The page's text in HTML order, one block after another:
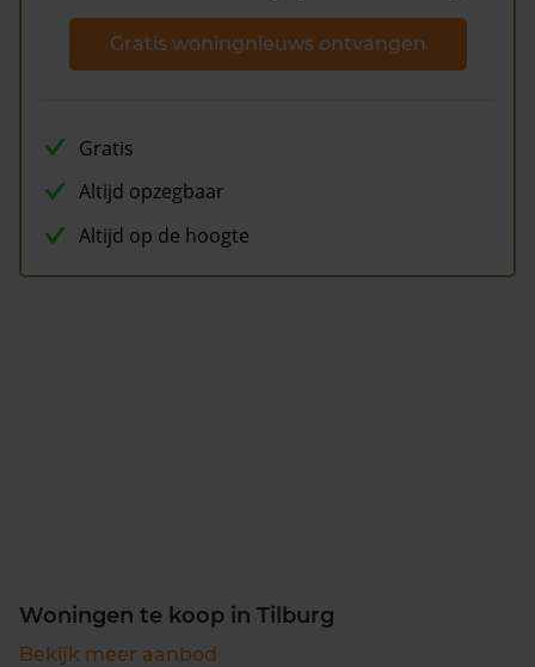
Gratis woningnieuws ontvangen
Gratis
Altijd opzegbaar
Altijd op de hoogte
Woningen te koop in Tilburg
Bekijk meer aanbod